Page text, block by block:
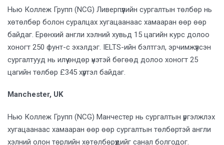
Нью Коллеж Групп (NCG) Ливерпүүлийн сургалтын төлбөр нь
хөтөлбөр болон суралцах хугацаанаас хамааран өөр өөр
байдаг. Ерөнхий англи хэлний хувьд 15 цагийн курс долоо
хоногт 250 фунт-с эхэлдэг. IELTS-ийн бэлтгэл, эрчимжүүлсэн
сургалтууд нь илүү өндөр үнэтэй бөгөөд долоо хоногт 25
цагийн төлбөр £345 хүртэл байдаг.
Manchester, UK
Нью Коллеж Групп (NCG) Манчестер нь сургалтын үргэлжлэх
хугацаанаас хамааран өөр өөр сургалтын төлбөртэй англи
хэлний олон төрлийн хөтөлбөрүүдийг санал болгодог.